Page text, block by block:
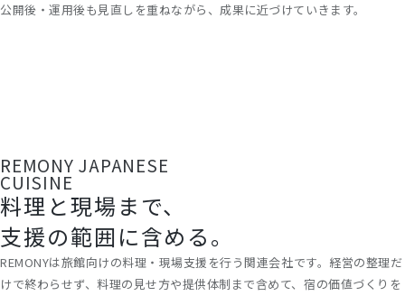
公開後・運用後も見直しを重ねながら、成果に近づけていきます。
REMONY JAPANESE
CUISINE
料理と現場まで、
支援の範囲に含める。
REMONYは旅館向けの料理・現場支援を行う関連会社です。経営の整理だ
けで終わらせず、料理の見せ方や提供体制まで含めて、宿の価値づくりを